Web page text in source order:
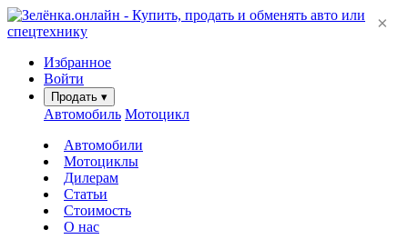
Избранное
Войти
Продать ▾
Автомобиль Мотоцикл
Автомобили
Мотоциклы
Дилерам
Статьи
Стоимость
О нас
×